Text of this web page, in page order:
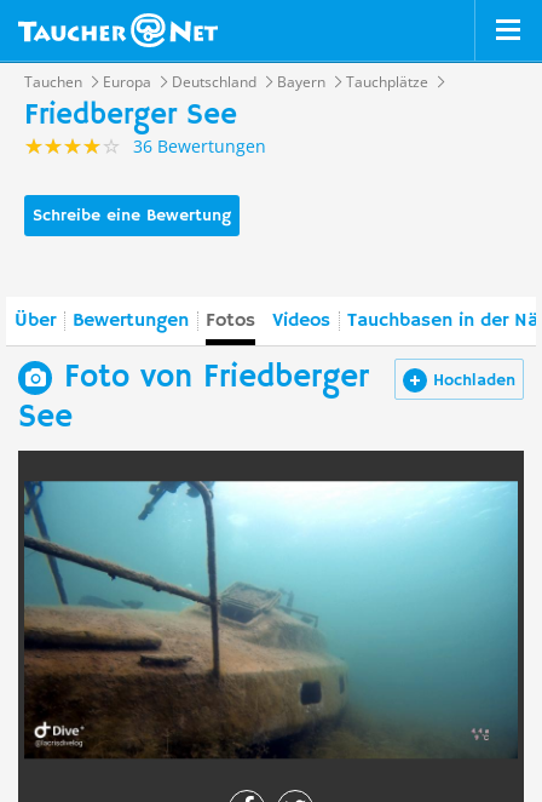
Tauchen Europa Deutschland Bayern Tauchplätze
Friedberger See
36 Bewertungen
Schreibe eine Bewertung
Über Bewertungen Fotos Videos Tauchbasen in der
Hochladen
Foto von Friedberger
See